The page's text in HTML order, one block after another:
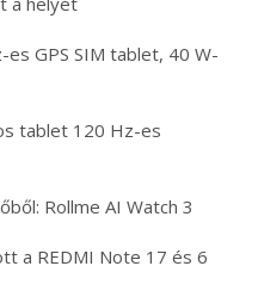
GPS SIM tablet, 40 W-
tablet 120 Hz-es
Rollme AI Watch 3
a REDMI Note 17 és 6